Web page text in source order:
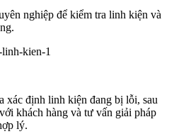
nghiệp để kiểm tra linh kiện và
xác định linh kiện đang bị lỗi, sau
khách hàng và tư vấn giải pháp
lý.